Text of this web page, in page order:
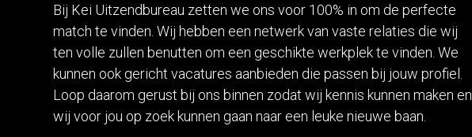
Bij Kei Uitzendbureau zetten we ons voor 100% in om de perfecte
match te vinden. Wij hebben een netwerk van vaste relaties die wij
ten volle zullen benutten om een geschikte werkplek te vinden. We
kunnen ook gericht vacatures aanbieden die passen bij jouw profiel.
Loop daarom gerust bij ons binnen zodat wij kennis kunnen maken en
wij voor jou op zoek kunnen gaan naar een leuke nieuwe baan.